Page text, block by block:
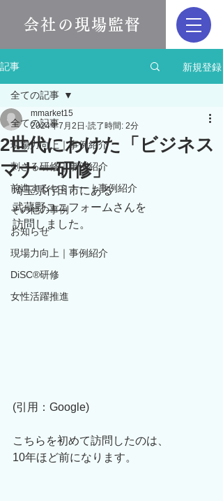
会社の現場監督
記事 新規登録
全ての記事
現場力向上｜事例紹介
刺さる研修｜事例紹介
前進するセミナー｜事例紹介
その他の事例
お知らせ
現場力向上｜事例紹介
DiSC®︎研修
女性活躍推進
全ての記事
2世代にわけた「ビジネス
マナー研修」
mmarket15
2024年7月2日 読了時間: 2分
埼玉県行田市にある
武蔵野ユニフォームさんを
訪問しました。
(引用：Google)
こちらを初めて訪問したのは、
10年ほど前になります。